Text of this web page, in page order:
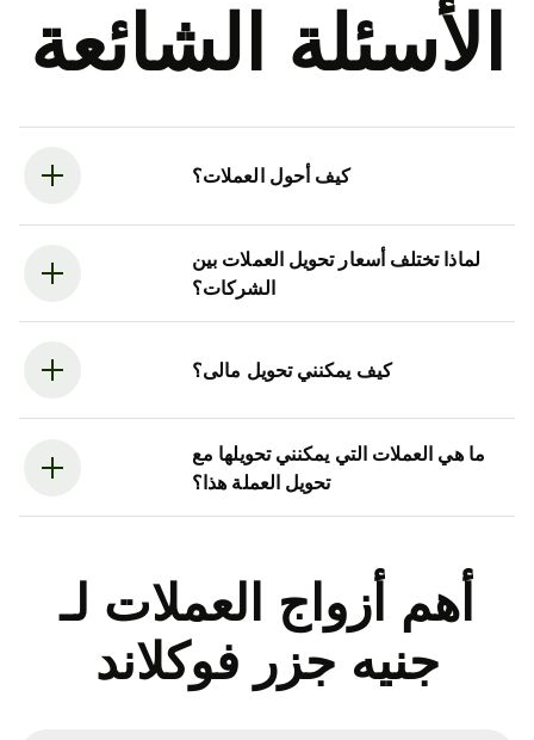
الأسئلة الشائعة
كيف أحول العملات؟
لماذا تختلف أسعار تحويل العملات بين
الشركات؟
كيف يمكنني تحويل مالى؟
ما هي العملات التي يمكنني تحويلها مع
تحويل العملة هذا؟
أهم أزواج العملات لـ
جنيه جزر فوكلاند